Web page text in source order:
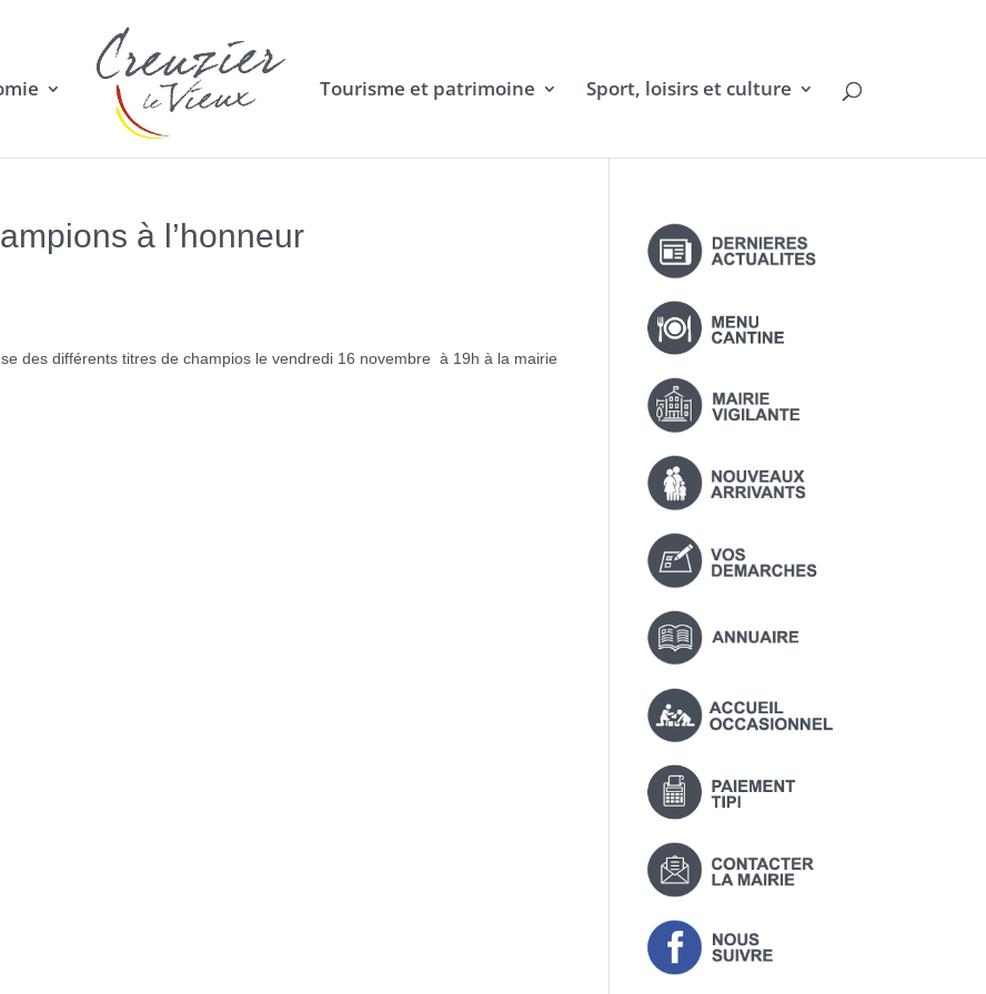
Tourisme et patrimoine Sport, loisirs et culture
à l’honneur
des différents titres de champios le vendredi 16 novembre à 19h à la mairie